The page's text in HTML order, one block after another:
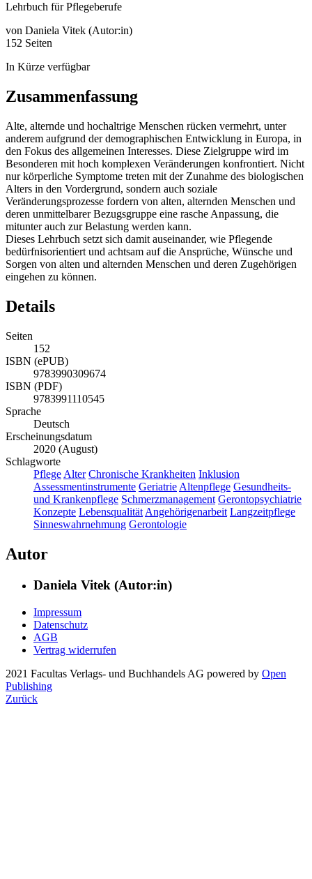
Lehrbuch für Pflegeberufe
von Daniela Vitek (Autor:in)
152 Seiten
In Kürze verfügbar
Zusammenfassung
Alte, alternde und hochaltrige Menschen rücken vermehrt, unter
anderem aufgrund der demographischen Entwicklung in Europa, in
den Fokus des allgemeinen Interesses. Diese Zielgruppe wird im
Besonderen mit hoch komplexen Veränderungen konfrontiert. Nicht
nur körperliche Symptome treten mit der Zunahme des biologischen
Alters in den Vordergrund, sondern auch soziale
Veränderungsprozesse fordern von alten, alternden Menschen und
deren unmittelbarer Bezugsgruppe eine rasche Anpassung, die
mitunter auch zur Belastung werden kann.
Dieses Lehrbuch setzt sich damit auseinander, wie Pflegende
bedürfnisorientiert und achtsam auf die Ansprüche, Wünsche und
Sorgen von alten und alternden Menschen und deren Zugehörigen
eingehen zu können.
Details
Seiten
152
ISBN (ePUB)
9783990309674
ISBN (PDF)
9783991110545
Sprache
Deutsch
Erscheinungsdatum
2020 (August)
Schlagworte
Pflege Alter Chronische Krankheiten Inklusion
Assessmentinstrumente Geriatrie Altenpflege Gesundheits-
und Krankenpflege Schmerzmanagement Gerontopsychiatrie
Konzepte Lebensqualität Angehörigenarbeit Langzeitpflege
Sinneswahrnehmung Gerontologie
Autor
Daniela Vitek (Autor:in)
Impressum
Datenschutz
AGB
Vertrag widerrufen
2021 Facultas Verlags- und Buchhandels AG powered by Open
Publishing
Zurück